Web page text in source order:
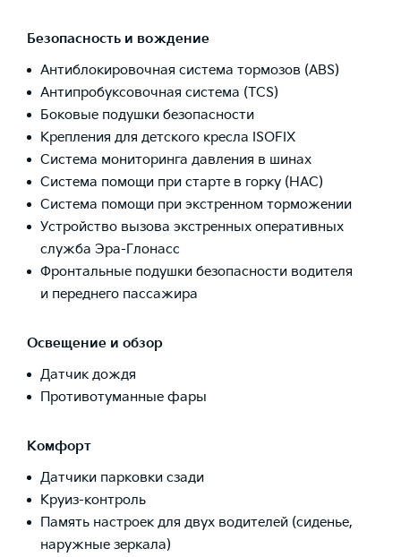
Безопасность и вождение
Антиблокировочная система тормозов (ABS)
Антипробуксовочная система (TCS)
Боковые подушки безопасности
Крепления для детского кресла ISOFIX
Система мониторинга давления в шинах
Система помощи при старте в горку (HAC)
Система помощи при экстренном торможении
Устройство вызова экстренных оперативных
служба Эра-Глонасс
Фронтальные подушки безопасности водителя
и переднего пассажира
Освещение и обзор
Датчик дождя
Противотуманные фары
Комфорт
Датчики парковки сзади
Круиз-контроль
Память настроек для двух водителей (сиденье,
наружные зеркала)